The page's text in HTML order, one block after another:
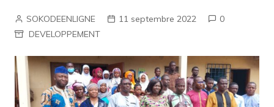
SOKODEENLIGNE 11 septembre 2022
0
DEVELOPPEMENT